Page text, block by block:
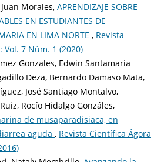
Morales, APRENDIZAJE SOBRE
EN ESTUDIANTES DE
EN LIMA NORTE , Revista
Vol. 7 Núm. 1 (2020)
Gonzales, Edwin Santamaría
Deza, Bernardo Damaso Mata,
José Santiago Montalvo,
Rocío Hidalgo Gonzáles,
de musaparadisiaca, en
aguda , Revista Científica Ágora